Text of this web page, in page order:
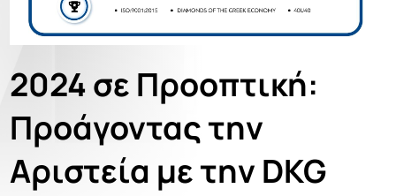
2024 σε Προοπτική:
Προάγοντας την
Αριστεία με την DKG